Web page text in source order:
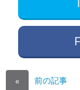
« 前の記事